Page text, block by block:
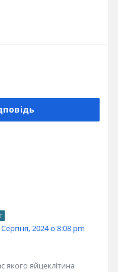
Серпня, 2024 о 8:08 pm
якого яйцеклітина